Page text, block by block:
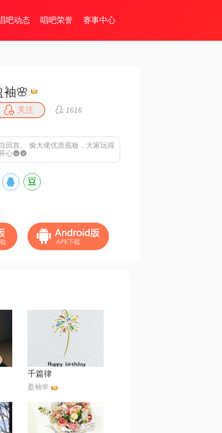
吧动态 唱吧荣誉 赛事中心
袖🌸
关注 1616
回首。 偷大佬优质底板，大家玩得
心🌚🌚
千篇律
盈袖🌸